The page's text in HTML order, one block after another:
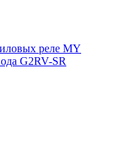
реле MY
G2RV-SR